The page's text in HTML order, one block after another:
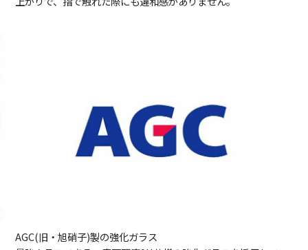
AGC(旧・旭硝子)製の強化ガラス